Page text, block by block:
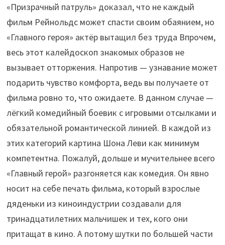
«Призрачный патруль» доказал, что не каждый
фильм Рейнольдс может спасти своим обаянием, но
«Главного героя» актёр вытащил без труда Впрочем,
весь этот калейдоскоп знакомых образов не
вызывает отторжения. Напротив — узнавание может
подарить чувство комфорта, ведь вы получаете от
фильма ровно то, что ожидаете. В данном случае —
лёгкий комедийный боевик с игровыми отсылками и
обязательной романтической линией. В каждой из
этих категорий картина Шона Леви как минимум
компетентна. Пожалуй, дольше и мучительнее всего
«Главный герой» разгоняется как комедия. Он явно
носит на себе печать фильма, который взрослые
дяденьки из киноиндустрии создавали для
тринадцатилетних мальчишек и тех, кого они
притащат в кино. А потому шутки по большей части